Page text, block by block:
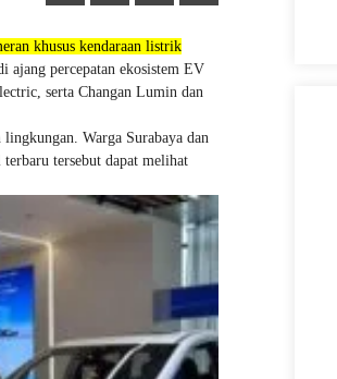
khusus kendaraan listrik
ajang percepatan ekosistem EV
serta Changan Lumin dan
Warga Surabaya dan
tersebut dapat melihat